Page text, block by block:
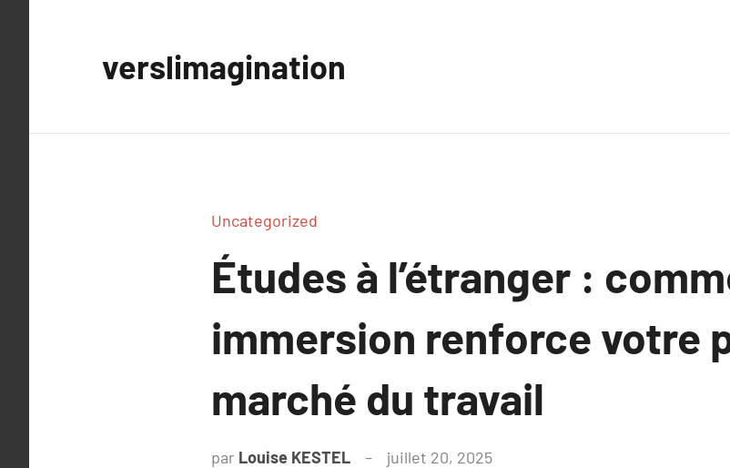
verslimagination
Uncategorized
Études à l’étranger :
immersion renforce votre
marché du travail
par Louise KESTEL juillet 20, 2025